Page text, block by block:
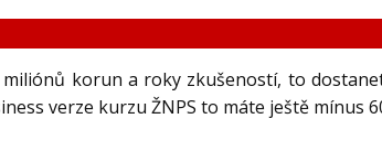
korun a roky zkušeností, to
verze kurzu ŽNPS to máte ještě mínus